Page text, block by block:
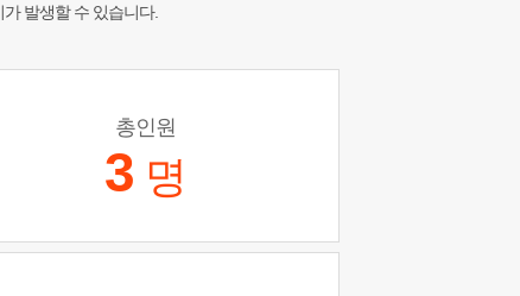
발생할 수 있습니다.
총인원
3 명